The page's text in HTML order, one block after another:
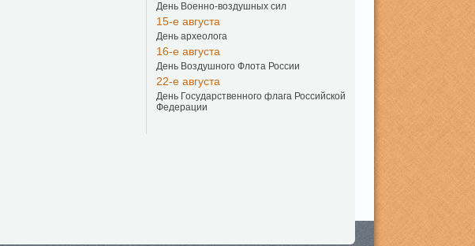
День Военно-воздушных сил
15-е августа
День археолога
16-е августа
День Воздушного Флота России
22-е августа
День Государственного флага Российской
Федерации